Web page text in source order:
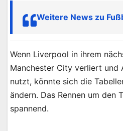
Weitere News zu
Wenn Liverpool in ihrem
Manchester City verliert und
nutzt, könnte sich die
ändern. Das Rennen um den
spannend.